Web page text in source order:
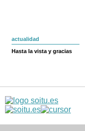
actualidad
Hasta la vista y gracias